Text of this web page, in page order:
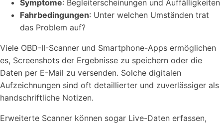
Symptome: Begleiterscheinungen und Auffälligkeiten
Fahrbedingungen: Unter welchen Umständen trat
das Problem auf?
Viele OBD-II-Scanner und Smartphone-Apps ermöglichen
es, Screenshots der Ergebnisse zu speichern oder die
Daten per E-Mail zu versenden. Solche digitalen
Aufzeichnungen sind oft detaillierter und zuverlässiger als
handschriftliche Notizen.
Erweiterte Scanner können sogar Live-Daten erfassen,